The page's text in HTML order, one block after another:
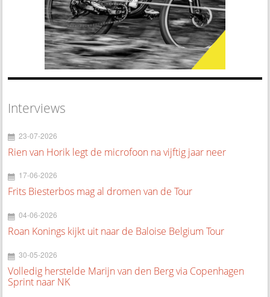
Interviews
23-07-2026
Rien van Horik legt de microfoon na vijftig jaar neer
17-06-2026
Frits Biesterbos mag al dromen van de Tour
04-06-2026
Roan Konings kijkt uit naar de Baloise Belgium Tour
30-05-2026
Volledig herstelde Marijn van den Berg via Copenhagen
Sprint naar NK